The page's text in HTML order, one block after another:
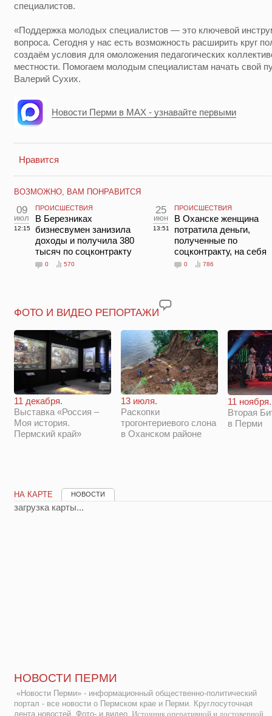
специалистов.
«Поддержка молодых специалистов — это ключевой
вопроса. Сегодня у нас есть возможность расширить круг
создаём условия для омоложения педагогических
местности. Помогаем молодым специалистам начать свой
Валерий Сухих.
Новости Перми в MAX - узнавайте первыми
Нравится
ВОЗМОЖНО, ВАМ ПОНРАВИТСЯ
09
июл
12:15
ПРОИСШЕСТВИЯ
В Березниках
бизнесвумен занизила
доходы и получила 380
тысяч по соцконтракту
0 570
25
июн
13:51
ПРОИСШЕСТВИЯ
В Оханске женщина
потратила деньги,
полученные по
соцконтракту, на себя
0 786
ФОТО И ВИДЕО РЕПОРТАЖИ
11 декабря.
Выставка «Россия –
Моя история.
Пермский край»
13 июля.
Раскопки
трогонтериевого слона
в Оханском районе
11 ноября.
Вторая
в Перми
НА КАРТЕ НОВОСТИ
загрузка карты...
НОВОСТИ ПЕРМИ
«Новости Перми» - информационный общественно-политический
портал - все новости о Пермском крае и Перми. Круглосуточная
лента новостей. Фото- и видео. Источник оперативной и достоверной